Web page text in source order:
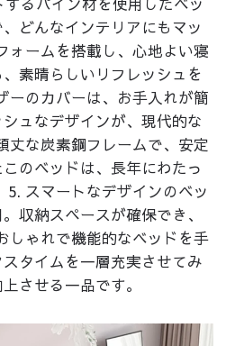
どんなインテリアにもマッ
ォームを搭載し、心地よい寝
素晴らしいリフレッシュを
ーのカバーは、お手入れが簡
ュなデザインが、現代的な
丈な炭素鋼フレームで、安定
のベッドは、長年にわたっ
5. スマートなデザインのベッ
収納スペースが確保でき、
しゃれで機能的なベッドを手
タイムを一層充実させてみ
させる一品です。